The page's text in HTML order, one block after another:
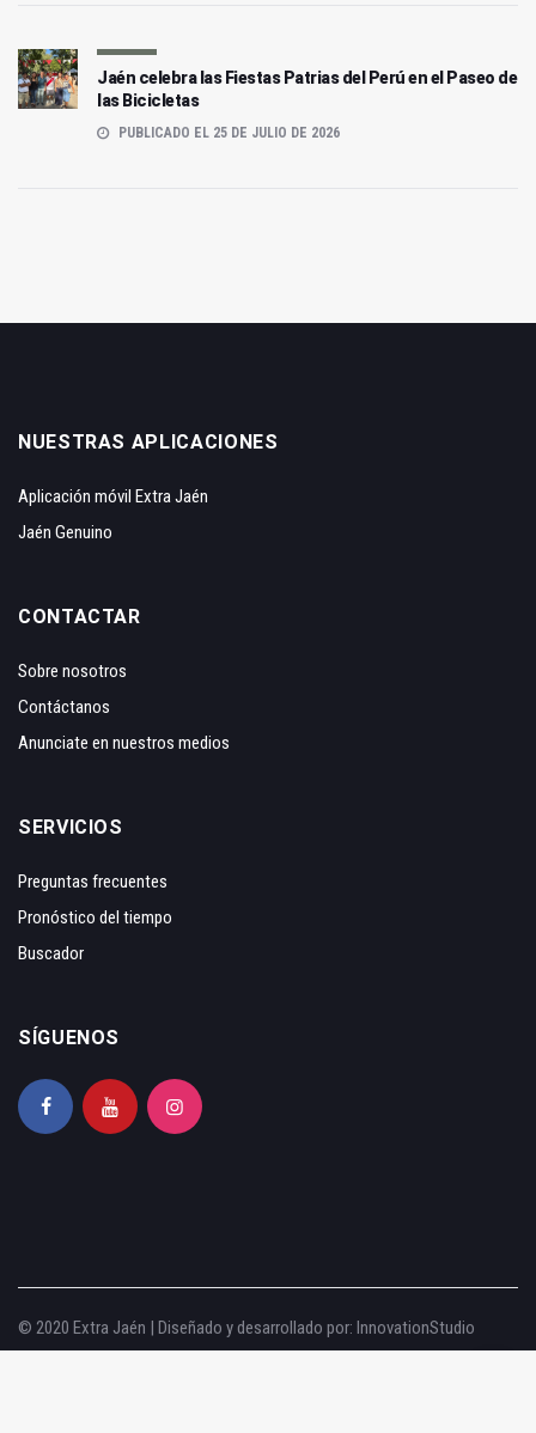
Jaén celebra las Fiestas Patrias del Perú en el Paseo de
las Bicicletas
PUBLICADO EL 25 DE JULIO DE 2026
NUESTRAS APLICACIONES
Aplicación móvil Extra Jaén
Jaén Genuino
CONTACTAR
Sobre nosotros
Contáctanos
Anunciate en nuestros medios
SERVICIOS
Preguntas frecuentes
Pronóstico del tiempo
Buscador
SÍGUENOS
© 2020 Extra Jaén | Diseñado y desarrollado por: InnovationStudio